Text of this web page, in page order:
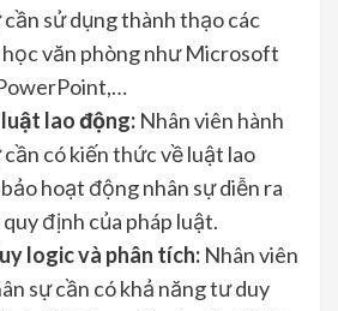
cần sử dụng thành thạo các
học văn phòng như Microsoft
lao động: Nhân viên hành
cần có kiến thức về luật lao
hoạt động nhân sự diễn ra
định của pháp luật.
logic và phân tích: Nhân viên
sự cần có khả năng tư duy